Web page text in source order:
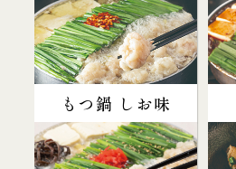
もつ鍋 しお味